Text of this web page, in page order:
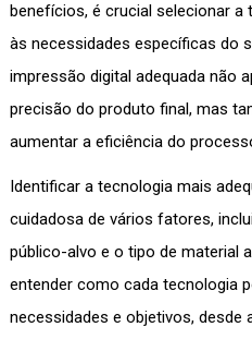
benefícios, é crucial selecionar a
às necessidades específicas do
impressão digital adequada não
precisão do produto final, mas
aumentar a eficiência do
Identificar a tecnologia mais
cuidadosa de vários fatores,
público-alvo e o tipo de material
entender como cada tecnologia
necessidades e objetivos, desde